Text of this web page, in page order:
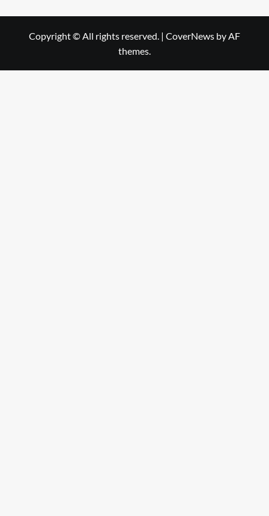
Copyright © All rights reserved. | CoverNews by AF
themes.